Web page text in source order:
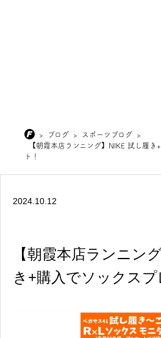
> ブログ > スポーツブログ
>
【朝霞本店ランニング】NIKE 試し履き
ト！
2024.10.12
【朝霞本店ランニン
き+購入でソックスプ